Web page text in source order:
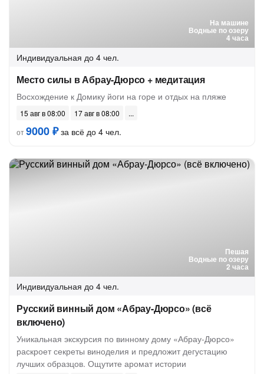
На машине
Водные по озеру
4 часа
Индивидуальная до 4 чел.
Место силы в Абрау-Дюрсо + медитация
Восхождение к Домику йоги на горе и отдых на пляже
15 авг в 08:00
17 авг в 08:00
от9000 ₽за всё до 4 чел.
Пешая
Водные по озеру
2 часа
Индивидуальная до 4 чел.
Русский винный дом «Абрау-Дюрсо» (всё
включено)
Уникальная экскурсия по винному дому «Абрау-Дюрсо»
раскроет секреты виноделия и предложит дегустацию
лучших образцов. Ощутите аромат истории